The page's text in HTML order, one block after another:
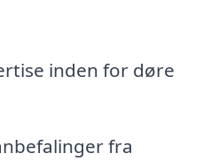
inden for døre
fra